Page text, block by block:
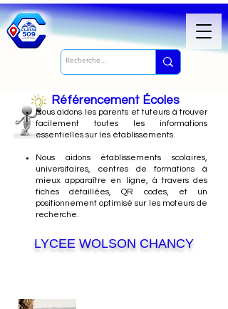
Référencement Écoles
Nousaidons les parents et tuteurs à trouver
facilement toutes les informations
essentielles sur les établissements.
Nous aidons établissements scolaires,
universitaires, centres de formations à
mieux apparaître en ligne, à travers des
fiches détaillées, QR codes, et un
positionnement optimisé sur les moteurs de
recherche.
LYCEE WOLSON CHANCY